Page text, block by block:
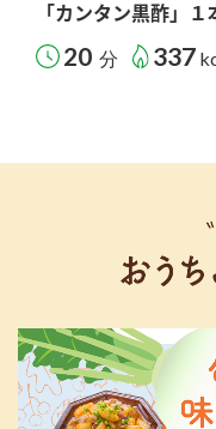
「カンタン黒酢」
20 分 337